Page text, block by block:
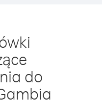
do